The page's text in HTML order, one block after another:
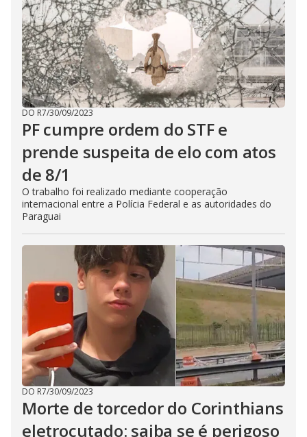
DO R7/30/09/2023
PF cumpre ordem do STF e
prende suspeita de elo com atos
de 8/1
O trabalho foi realizado mediante cooperação
internacional entre a Polícia Federal e as autoridades do
Paraguai
DO R7/30/09/2023
Morte de torcedor do Corinthians
eletrocutado: saiba se é perigoso